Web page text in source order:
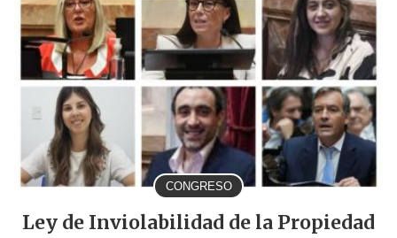
CONGRESO
Ley de Inviolabilidad de la Propiedad